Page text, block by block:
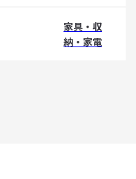
家具・収
納・家電